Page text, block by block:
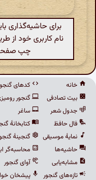
برای حاشیه‌گذاری
نام کاربری خود از
چپ
خانه
بیت تصادفی
جدول شعر
فال حافظ
نمایهٔ موسیقی
حاشیه‌ها
مشابه‌یابی
تازه‌های گنجور
کدهای
گنجور
ساغر
کتابخانهٔ
گنجینهٔ
محاسبه‌گر
آوای گنجور
پیشخان